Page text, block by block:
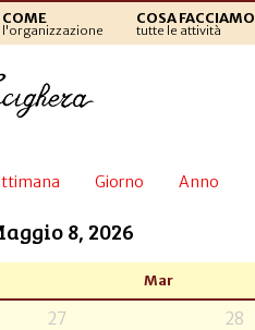
COME
l'organizzazione
COSA FACCIAMO
tutte le attività
Giorno Anno
8, 2026
Mar
27 28